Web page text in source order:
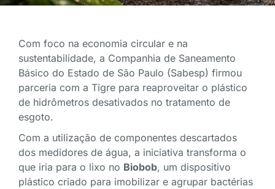
Com foco na economia circular e na
sustentabilidade, a Companhia de Saneamento
Básico do Estado de São Paulo (Sabesp) firmou
parceria com a Tigre para reaproveitar o plástico
de hidrômetros desativados no tratamento de
esgoto.
Com a utilização de componentes descartados
dos medidores de água, a iniciativa transforma o
que iria para o lixo no Biobob, um dispositivo
plástico criado para imobilizar e agrupar bactérias